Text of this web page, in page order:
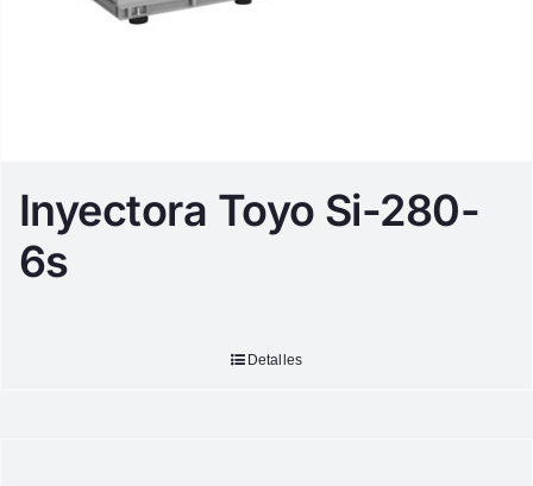
Inyectora Toyo Si-280-
6s
Detalles